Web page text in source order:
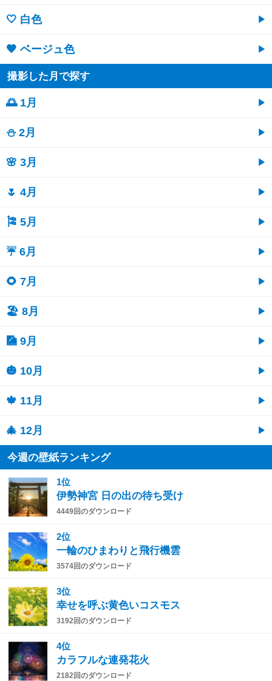
🤍 白色
🤎 ベージュ色
撮影した月で探す
🌅 1月
⛄ 2月
🌸 3月
🌷 4月
🎏 5月
☔ 6月
🌻 7月
🏖 8月
🎑 9月
🎃 10月
🍁 11月
🎄 12月
今週の壁紙ランキング
1位
伊勢神宮 日の出の待ち受け
4449回のダウンロード
2位
一輪のひまわりと飛行機雲
3574回のダウンロード
3位
幸せを呼ぶ黄色いコスモス
3192回のダウンロード
4位
カラフルな連発花火
2182回のダウンロード